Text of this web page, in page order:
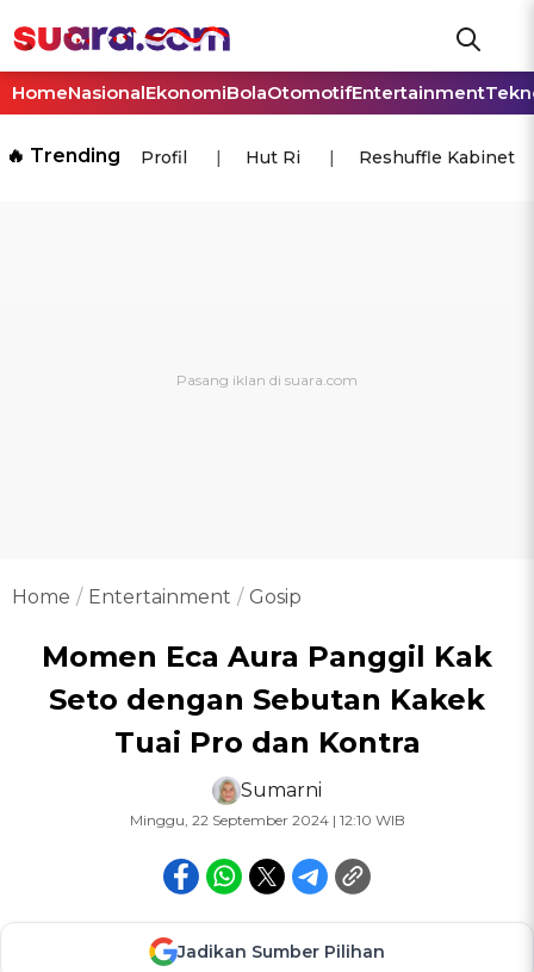
HomeNasionalEkonomiBolaOtomotifEntertainment
🔥 Trending Profil Hut Ri Reshuffle Kabinet
Home Entertainment Gosip
Momen Eca Aura Panggil Kak
Seto dengan Sebutan Kakek
Tuai Pro dan Kontra
Sumarni
Minggu, 22 September 2024 | 12:10 WIB
Jadikan Sumber Pilihan